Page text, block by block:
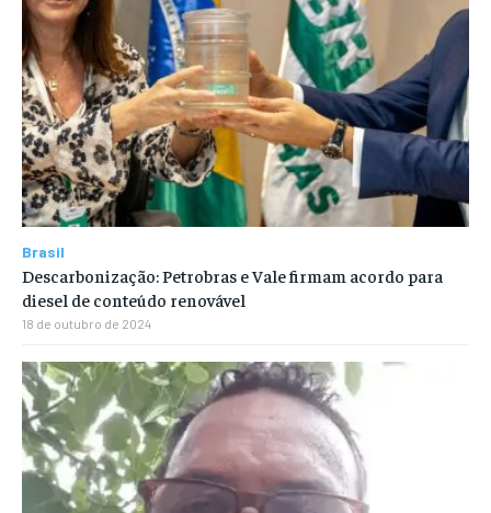
Brasil
Descarbonização: Petrobras e Vale firmam acordo para
diesel de conteúdo renovável
18 de outubro de 2024